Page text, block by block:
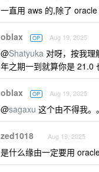
一直用 aws 的,除了
oblax OP Aug 19, 2025
@Shatyuka 对呀，按我
年之期一到就算你是 21.0
oblax OP Aug 19, 2025
@sagaxu 这个由不得我。
zed1018 Aug 19, 2025
是什么缘由一定要用